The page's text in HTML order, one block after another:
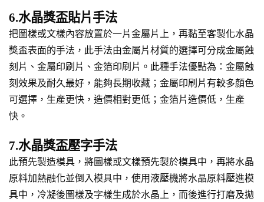
6.水晶獎盃貼片手法
把圖樣或文樣內容放置於一片金屬片上，再黏至客製化水晶
獎盃表面的手法，此手法由金屬片材質的選擇可分成金屬蝕
刻片、金屬印刷片、金箔印刷片。此種手法優點為：金屬蝕
刻效果及耐久最好，能夠長期收藏；金屬印刷片有較多顏色
可選擇，生產更快，造價相對更低；金箔片造價低，生產
快。
7.水晶獎盃壓字手法
此預先製造模具，將圖樣或文樣預先製於模具中，再將水晶
原料加熱融化並倒入模具中，使用液壓機將水晶原料壓進模
具中，冷凝後圖樣及字樣生成於水晶上，而後進行打磨及拋